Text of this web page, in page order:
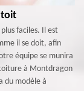
toit
faciles. Il est
il se doit, afin
équipe se munira
à Montdragon
du modèle à